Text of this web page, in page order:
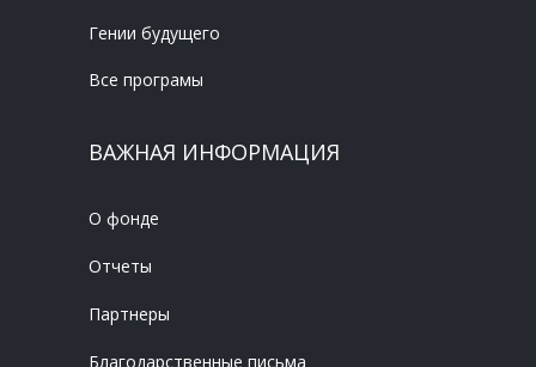
Гении будущего
Все програмы
ВАЖНАЯ ИНФОРМАЦИЯ
О фонде
Отчеты
Партнеры
Благодарственные письма